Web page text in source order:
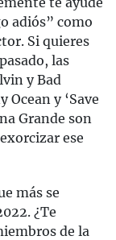
adiós” como
Si quieres
las
y Bad
Ocean y ‘Save
Grande son
ese
más se
¿Te
de la